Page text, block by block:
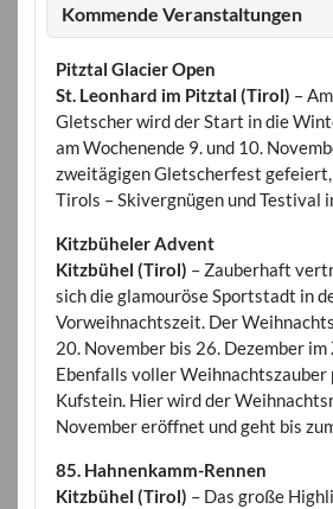
Kommende Veranstaltungen
Pitztal Glacier Open
St. Leonhard im Pitztal (Tirol) –
Gletscher wird der Start in die
am Wochenende 9. und 10.
zweitägigen Gletscherfest gefeiert,
Tirols – Skivergnügen und Testival
Kitzbüheler Advent
Kitzbühel (Tirol) – Zauberhaft
sich die glamouröse Sportstadt in
Vorweihnachtszeit. Der
20. November bis 26. Dezember
Ebenfalls voller
Kufstein. Hier wird der
November eröffnet und geht bis
85. Hahnenkamm-Rennen
Kitzbühel (Tirol) – Das große